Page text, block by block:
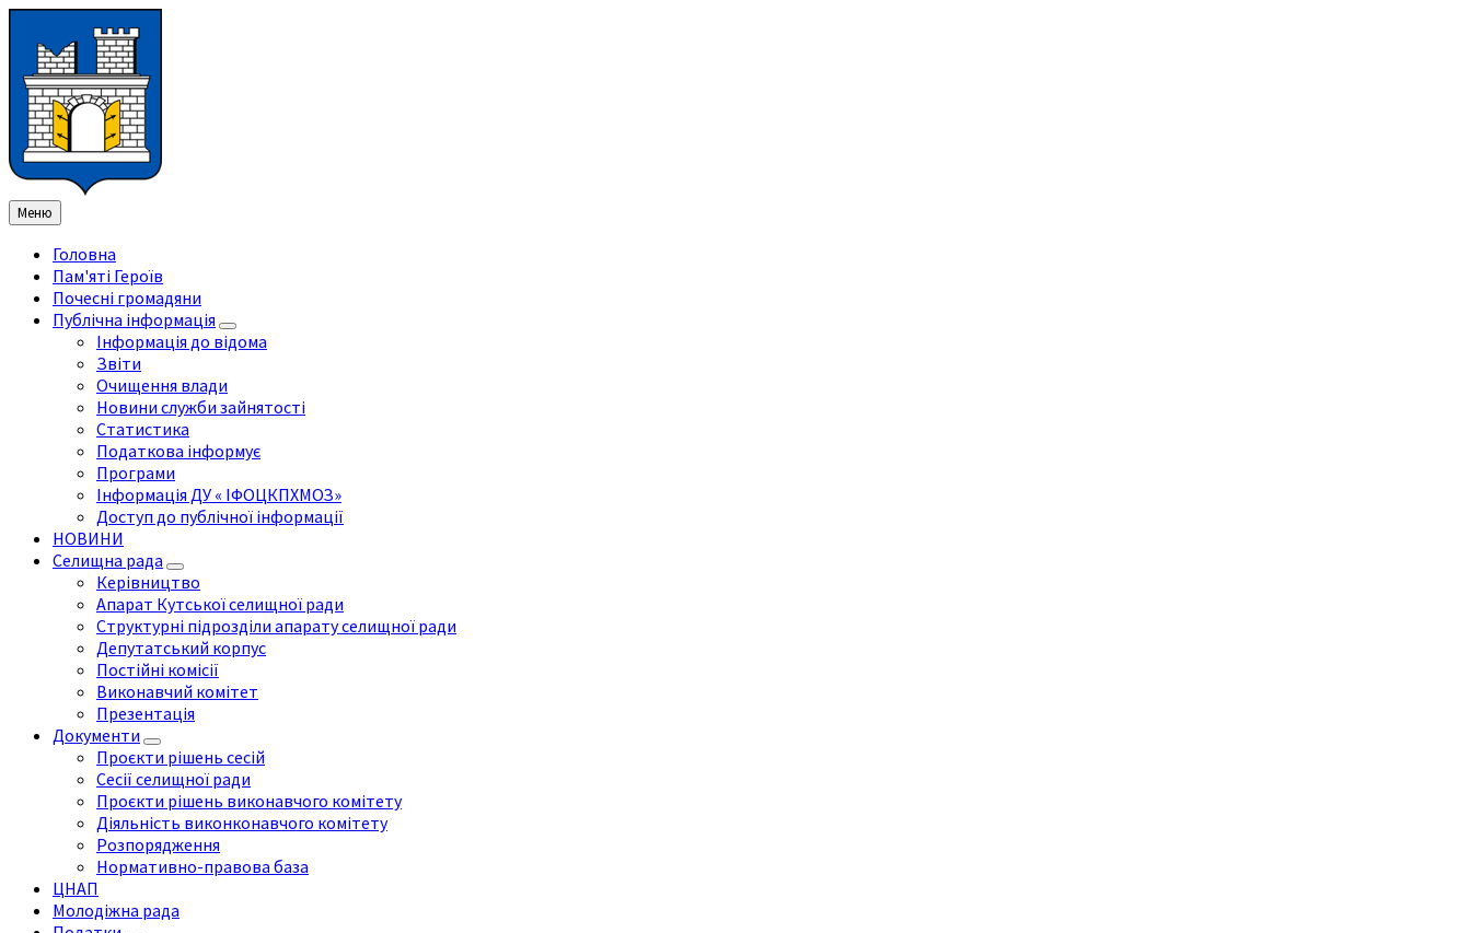
змісту
ліву
бічну
панель
праву
бічну
панель
нижнього
колонтитула
Меню
Головна
Пам'яті Героїв
Почесні громадяни
Публічна інформація
Інформація до відома
Звіти
Очищення влади
Новини служби зайнятості
Статистика
Податкова інформує
Програми
Інформація ДУ « ІФОЦКПХМОЗ»
Доступ до публічної інформації
НОВИНИ
Селищна рада
Керівництво
Апарат Кутської селищної ради
Структурні підрозділи апарату селищної ради
Депутатський корпус
Постійні комісії
Виконавчий комітет
Презентація
Документи
Проєкти рішень сесій
Сесії селищної ради
Проєкти рішень виконавчого комітету
Діяльність виконконавчого комітету
Розпорядження
Нормативно-правова база
ЦНАП
Молодіжна рада